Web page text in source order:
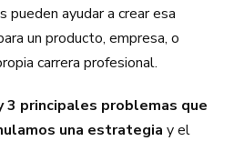
ayudar a crear esa
un producto, empresa, o
carrera profesional.
3 principales problemas que
una estrategia y el